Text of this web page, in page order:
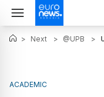
> Next > @UPB >
ACADEMIC